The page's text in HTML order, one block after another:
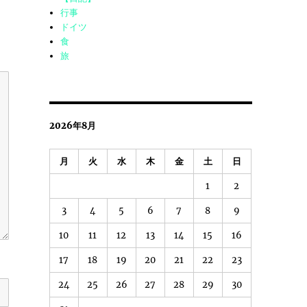
行事
ドイツ
食
旅
2026年8月
月 火 水 木 金 土 日
1 2
3 4 5 6 7 8 9
10 11 12 13 14 15 16
17 18 19 20 21 22 23
24 25 26 27 28 29 30